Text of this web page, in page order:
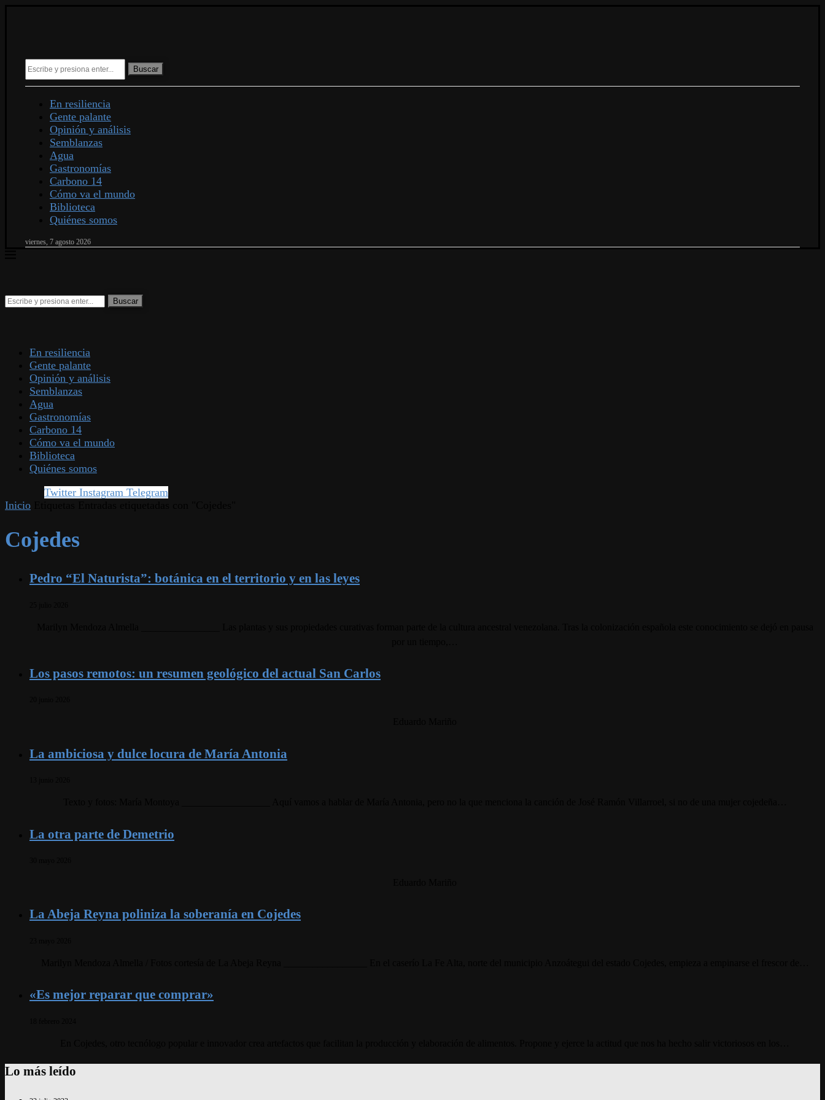
Buscar
En resiliencia
Gente palante
Opinión y análisis
Semblanzas
Agua
Gastronomías
Carbono 14
Cómo va el mundo
Biblioteca
Quiénes somos
viernes, 7 agosto 2026
En resiliencia
Gente palante
Opinión y análisis
Semblanzas
Agua
Gastronomías
Carbono 14
Cómo va el mundo
Biblioteca
Quiénes somos
Twitter Instagram Telegram
Inicio
Cojedes
Pedro “El Naturista”: botánica en el territorio y en las leyes
Los pasos remotos: un resumen geológico del actual San Carlos
La ambiciosa y dulce locura de María Antonia
La otra parte de Demetrio
La Abeja Reyna poliniza la soberanía en Cojedes
«Es mejor reparar que comprar»
Lo más leído